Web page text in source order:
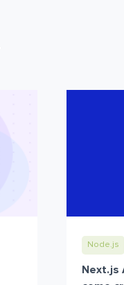
Node.js
Next.js